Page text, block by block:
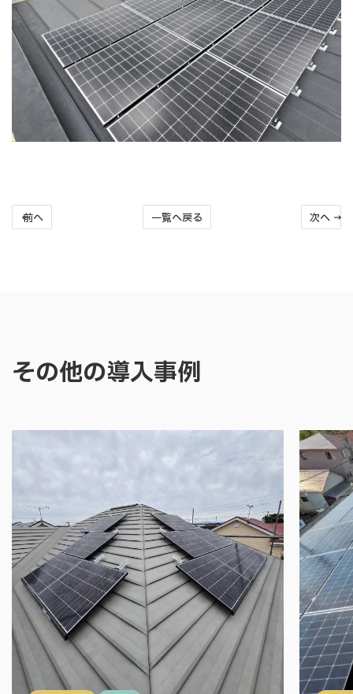
← 前へ 一覧へ戻る 次へ →
その他の導入事例